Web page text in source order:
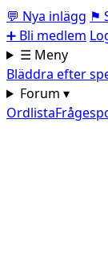
💬 Nya inlägg ⚑
➕ Bli medlem
☰ Meny
Bläddra efter
Forum ▾
Ordlista